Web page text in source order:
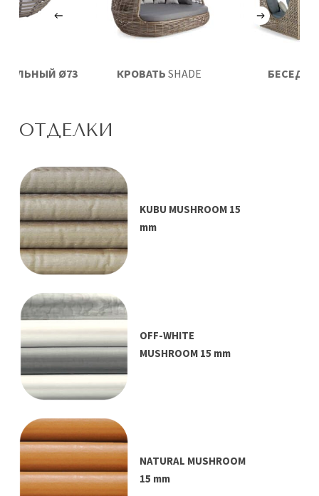
КРОВАТЬ SHADE БЕСЕДКА
Ø73
ОТДЕЛКИ
KUBU MUSHROOM 15
mm
OFF-WHITE
MUSHROOM 15 mm
NATURAL MUSHROOM
15 mm